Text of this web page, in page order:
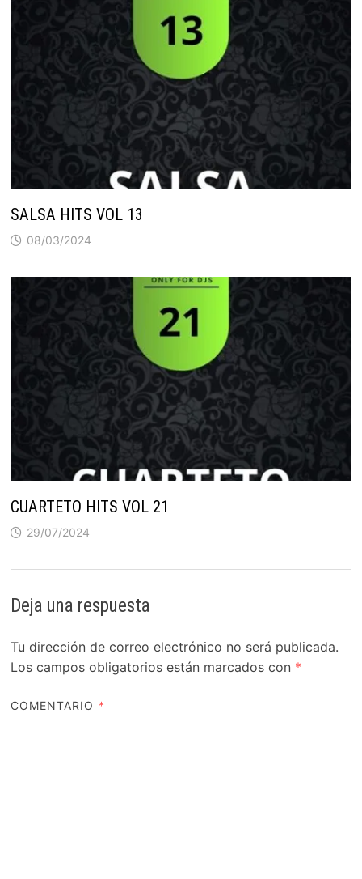
SALSA HITS VOL 13
08/03/2024
CUARTETO HITS VOL 21
29/07/2024
Deja una respuesta
Tu dirección de correo electrónico no será publicada.
Los campos obligatorios están marcados con *
COMENTARIO *